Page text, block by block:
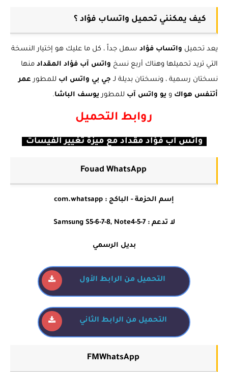
كيف يمكنني تحميل واتساب فؤاد ؟
يعد تحميل واتساب فؤاد سهل جداً ، كل ما عليك هو إختيار النسخة
التي تريد تحميلها وهناك أربع نسخ واتس آب فؤاد المقداد منها
نسختان رسمية ، ونسختان بديلة لـ جي بي واتس اب للمطور عمر
أتنفس هواك و يو واتس آب للمطور يوسف الباشا.
روابط التحميل
واتس آب فؤاد مقداد مع ميزة تغيير الفيسات
Fouad WhatsApp
إسم الحزمة - الباكج : com.whatsapp
لا تدعم : Samsung S5-6-7-8, Note4-5-7
بديل الرسمي
التحميل من الرابط الأول
التحميل من الرابط الثاني
FMWhatsApp